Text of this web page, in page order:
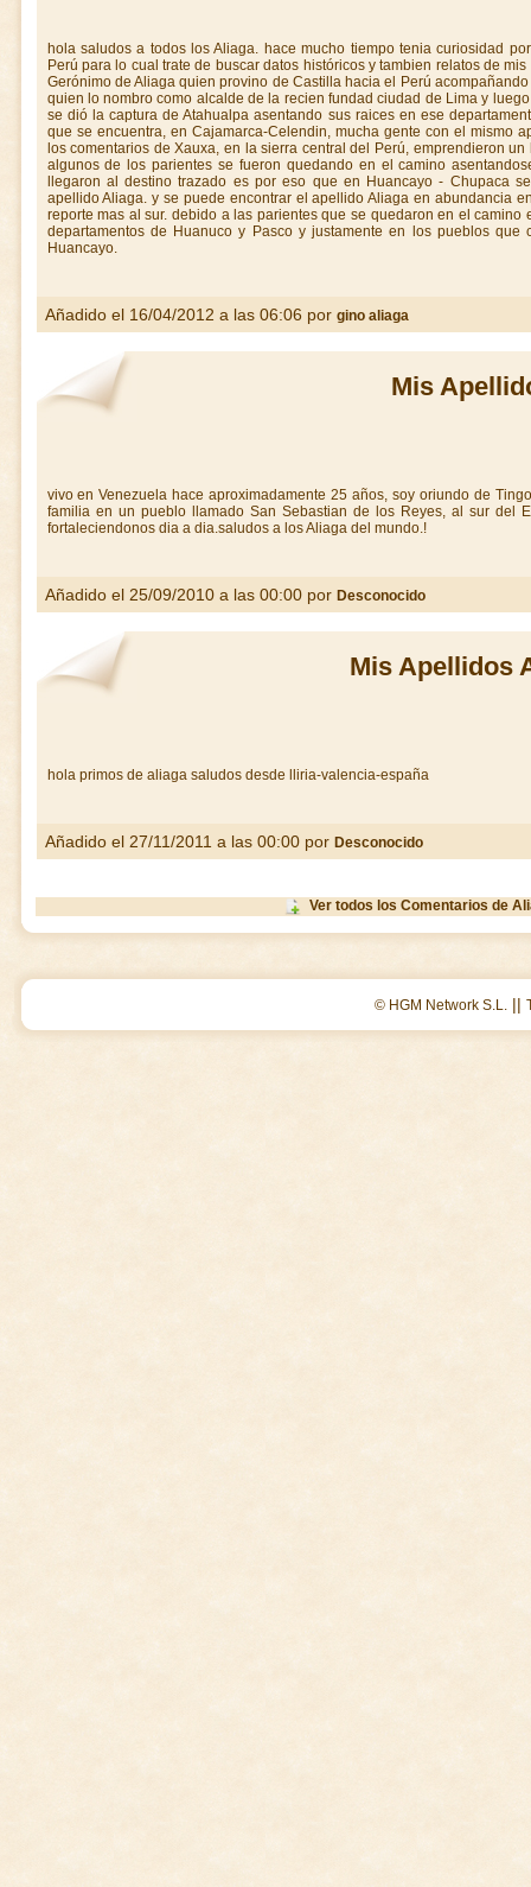
hola saludos a todos los Aliaga. hace mucho tiempo tenia curiosidad
Perú para lo cual trate de buscar datos históricos y tambien relatos de
Gerónimo de Aliaga quien provino de Castilla hacia el Perú
quien lo nombro como alcalde de la recien fundad ciudad de Lima y
se dió la captura de Atahualpa asentando sus raices en ese
que se encuentra, en Cajamarca-Celendin, mucha gente con el mismo
los comentarios de Xauxa, en la sierra central del Perú, emprendieron
algunos de los parientes se fueron quedando en el camino
llegaron al destino trazado es por eso que en Huancayo - Chupaca
apellido Aliaga. y se puede encontrar el apellido Aliaga en abundancia
reporte mas al sur. debido a las parientes que se quedaron en el camino
departamentos de Huanuco y Pasco y justamente en los pueblos que
Huancayo.
Añadido el 16/04/2012 a las 06:06 por gino aliaga
Mis
vivo en Venezuela hace aproximadamente 25 años, soy oriundo de
familia en un pueblo llamado San Sebastian de los Reyes, al sur del
fortaleciendonos dia a dia.saludos a los Aliaga del mundo.!
Añadido el 25/09/2010 a las 00:00 por Desconocido
Mis Apellidos
hola primos de aliaga saludos desde lliria-valencia-españa
Añadido el 27/11/2011 a las 00:00 por Desconocido
Ver todos los Comentarios de
© HGM Network S.L. ||